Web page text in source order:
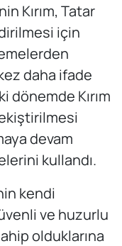
Kırım, Tatar
için
daha ifade
Kırım
devam
kullandı.
kendi
ve huzurlu
olduklarına